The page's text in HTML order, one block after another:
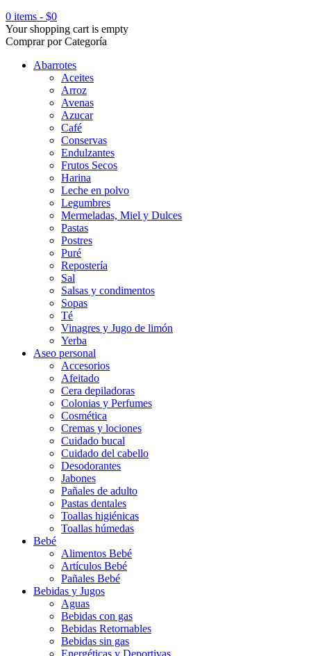
0 items - $0
Your shopping cart is empty
Comprar por Categoría
Abarrotes
Aceites
Arroz
Avenas
Azucar
Café
Conservas
Endulzantes
Frutos Secos
Harina
Leche en polvo
Legumbres
Mermeladas, Miel y Dulces
Pastas
Postres
Puré
Repostería
Sal
Salsas y condimentos
Sopas
Té
Vinagres y Jugo de limón
Yerba
Aseo personal
Accesorios
Afeitado
Cera depiladoras
Colonias y Perfumes
Cosmética
Cremas y lociones
Cuidado bucal
Cuidado del cabello
Desodorantes
Jabones
Pañales de adulto
Pastas dentales
Toallas higiénicas
Toallas húmedas
Bebé
Alimentos Bebé
Artículos Bebé
Pañales Bebé
Bebidas y Jugos
Aguas
Bebidas con gas
Bebidas Retornables
Bebidas sin gas
Energéticas y Deportivas